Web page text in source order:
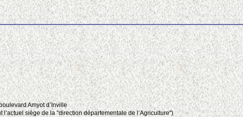
Amyot d’Inville
l’actuel siège de la "direction départementale de l’Agriculture")